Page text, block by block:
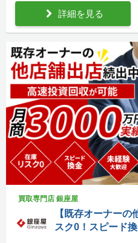
詳細を見る
買取専門店 銀座屋
【既存オーナーの
スク0！スピード